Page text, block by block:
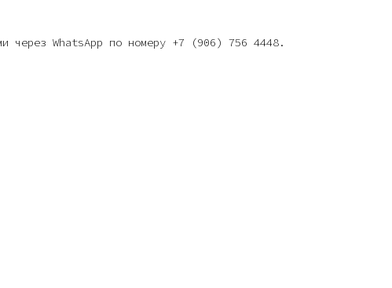
через WhatsApp по номеру +7 (906) 756 4448.